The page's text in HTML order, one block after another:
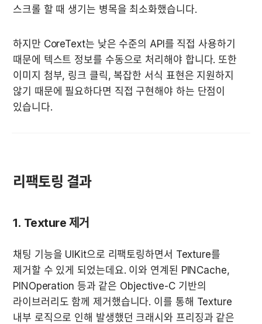
스크롤 할 때 생기는 병목을 최소화했습니다.
하지만 CoreText는 낮은 수준의 API를 직접 사용하기
때문에 텍스트 정보를 수동으로 처리해야 합니다. 또한
이미지 첨부, 링크 클릭, 복잡한 서식 표현은 지원하지
않기 때문에 필요하다면 직접 구현해야 하는 단점이
있습니다.
리팩토링 결과
1. Texture 제거
채팅 기능을 UIKit으로 리팩토링하면서 Texture를
제거할 수 있게 되었는데요. 이와 연계된 PINCache,
PINOperation 등과 같은 Objective-C 기반의
라이브러리도 함께 제거했습니다. 이를 통해 Texture
내부 로직으로 인해 발생했던 크래시와 프리징과 같은